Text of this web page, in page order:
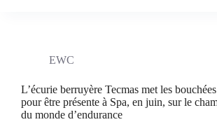
EWC
L’écurie berruyère Tecmas met les
pour être présente à Spa, en juin, sur le
du monde d’endurance